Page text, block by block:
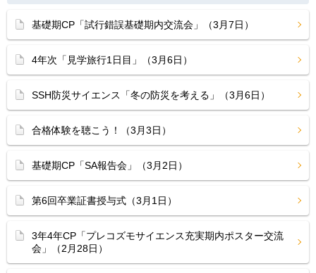
基礎期CP「試行錯誤基礎期内交流会」（3月7日）
4年次「見学旅行1日目」（3月6日）
SSH防災サイエンス「冬の防災を考える」（3月6日）
合格体験を聴こう！（3月3日）
基礎期CP「SA報告会」（3月2日）
第6回卒業証書授与式（3月1日）
3年4年CP「プレコズモサイエンス充実期内ポスター交流
会」（2月28日）